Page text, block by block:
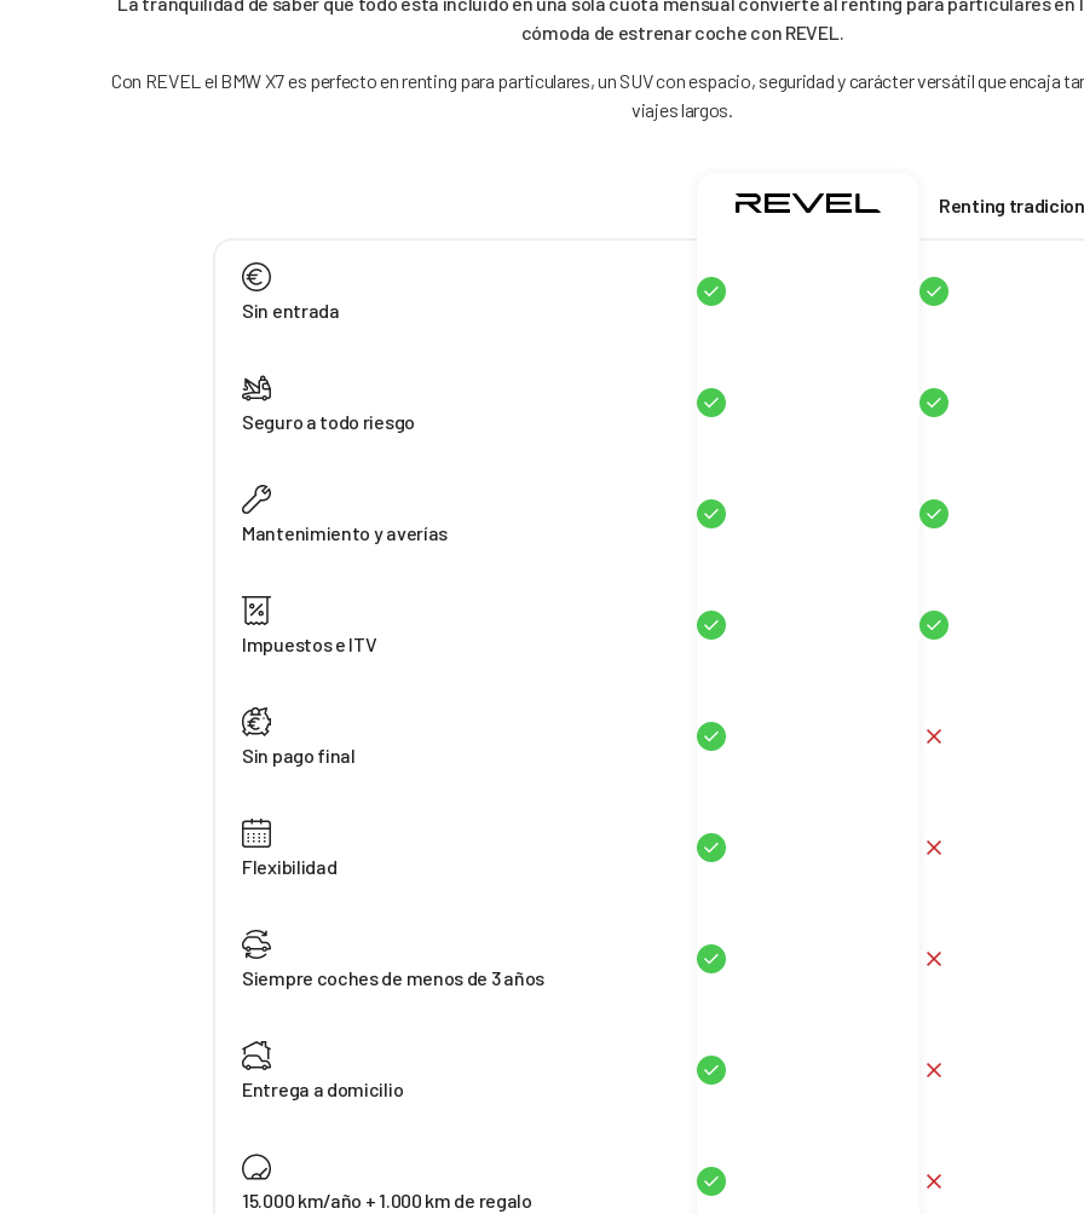
cómoda de estrenar coche con REVEL.
Con REVEL el BMW X7 es perfecto en renting para particulares, un SUV con espacio, seguridad y carácter versátil que encaja
viajes largos.
Renting
Sin entrada
Sí Sí
Seguro a todo riesgo
Sí Sí
Mantenimiento y averías
Sí Sí
Impuestos e ITV
Sí Sí
Sin pago final
Sí
Flexibilidad
Sí
Siempre coches de menos de 3 años
Sí
Entrega a domicilio
Sí
15.000 km/año + 1.000 km de regalo
Sí